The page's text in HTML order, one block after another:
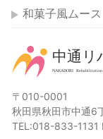
和菓子風ムース
〒010-0001
秋田県秋田市中通6
TEL:018-833-1131